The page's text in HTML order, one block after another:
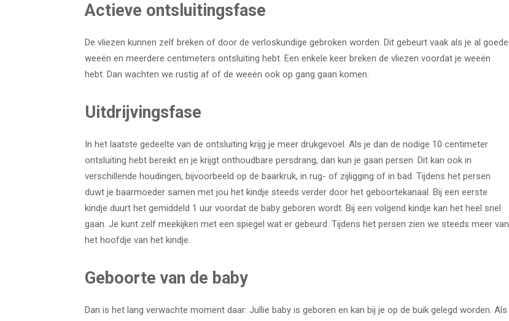
Actieve ontsluitingsfase
De vliezen kunnen zelf breken of door de verloskundige gebroken worden. Dit gebeurt vaak als je al goede
weeën en meerdere centimeters ontsluiting hebt. Een enkele keer breken de vliezen voordat je weeën
hebt. Dan wachten we rustig af of de weeën ook op gang gaan komen.
Uitdrijvingsfase
In het laatste gedeelte van de ontsluiting krijg je meer drukgevoel. Als je dan de nodige 10 centimeter
ontsluiting hebt bereikt en je krijgt onthoudbare persdrang, dan kun je gaan persen. Dit kan ook in
verschillende houdingen, bijvoorbeeld op de baarkruk, in rug- of zijligging of in bad. Tijdens het persen
duwt je baarmoeder samen met jou het kindje steeds verder door het geboortekanaal. Bij een eerste
kindje duurt het gemiddeld 1 uur voordat de baby geboren wordt. Bij een volgend kindje kan het heel snel
gaan. Je kunt zelf meekijken met een spiegel wat er gebeurd. Tijdens het persen zien we steeds meer van
het hoofdje van het kindje.
Geboorte van de baby
Dan is het lang verwachte moment daar: Jullie baby is geboren en kan bij je op de buik gelegd worden. Als